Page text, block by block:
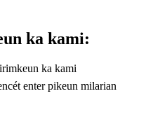
ka kami:
ka kami
enter pikeun milarian